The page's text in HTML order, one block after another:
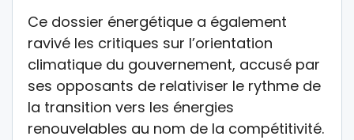
Ce dossier énergétique a également
ravivé les critiques sur l’orientation
climatique du gouvernement, accusé par
ses opposants de relativiser le rythme de
la transition vers les énergies
renouvelables au nom de la compétitivité.